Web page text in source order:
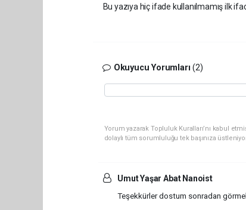
Bu yazıya hiç ifade kullanılmamış ilk
Okuyucu Yorumları(2)
Yorum yazarak Topluluk Kuralları’nı kabul
dolaylı tüm sorumluluğu tek başınıza
Umut Yaşar Abat Nanoist
Teşekkürler dostum sonradan